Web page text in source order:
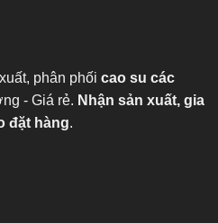
phân phối cao su các
- Giá rẻ. Nhận sản xuất, gia
đặt hàng.